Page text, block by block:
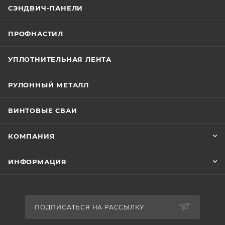
СЭНДВИЧ-ПАНЕЛИ
ПРОФНАСТИЛ
УПЛОТНИТЕЛЬНАЯ ЛЕНТА
РУЛОННЫЙ МЕТАЛЛ
ВИНТОВЫЕ СВАИ
КОМПАНИЯ
ИНФОРМАЦИЯ
ПОДПИСАТЬСЯ НА РАССЫЛКУ